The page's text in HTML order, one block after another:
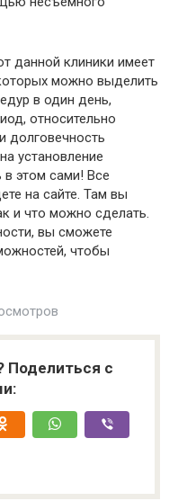
данной клиники имеет
можно выделить
в один день,
относительно
долговечность
установление
в этом сами! Все
на сайте. Там вы
и что можно сделать.
вы сможете
чтобы
Поделиться с